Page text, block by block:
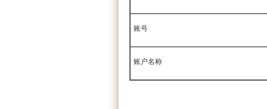
账号
账户名称